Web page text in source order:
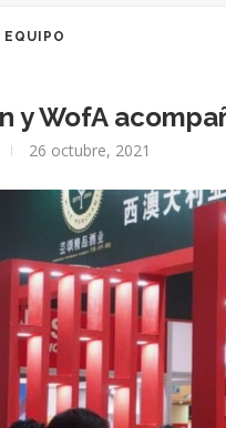
EQUIPO
y WofA
26 octubre, 2021